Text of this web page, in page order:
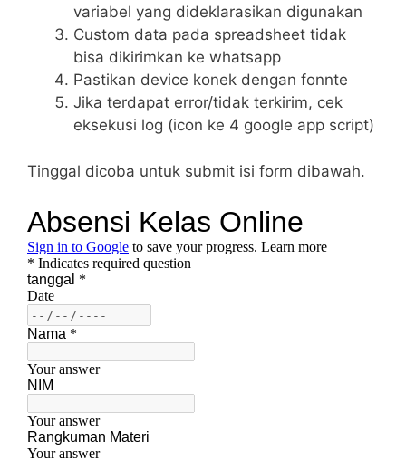
variabel yang dideklarasikan digunakan
Custom data pada spreadsheet tidak
bisa dikirimkan ke whatsapp
Pastikan device konek dengan fonnte
Jika terdapat error/tidak terkirim, cek
eksekusi log (icon ke 4 google app script)
Tinggal dicoba untuk submit isi form dibawah.